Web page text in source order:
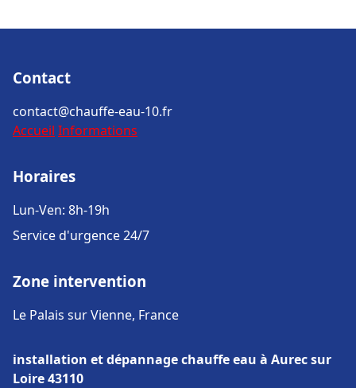
Contact
contact@chauffe-eau-10.fr
Accueil Informations
Horaires
Lun-Ven: 8h-19h
Service d'urgence 24/7
Zone intervention
Le Palais sur Vienne, France
installation et dépannage chauffe eau à Aurec sur
Loire 43110